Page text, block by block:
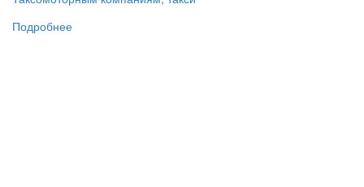
Подробнее